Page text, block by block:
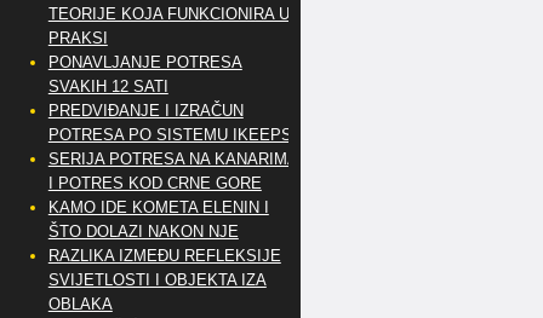
TEORIJE KOJA FUNKCIONIRA U
PRAKSI
PONAVLJANJE POTRESA
SVAKIH 12 SATI
PREDVIĐANJE I IZRAČUN
POTRESA PO SISTEMU IKEEPS
SERIJA POTRESA NA KANARIMA
I POTRES KOD CRNE GORE
KAMO IDE KOMETA ELENIN I
ŠTO DOLAZI NAKON NJE
RAZLIKA IZMEĐU REFLEKSIJE
SVIJETLOSTI I OBJEKTA IZA
OBLAKA